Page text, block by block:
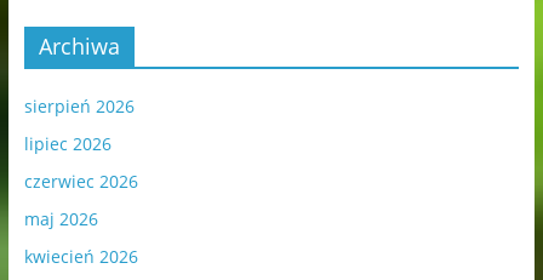
Archiwa
sierpień 2026
lipiec 2026
czerwiec 2026
maj 2026
kwiecień 2026